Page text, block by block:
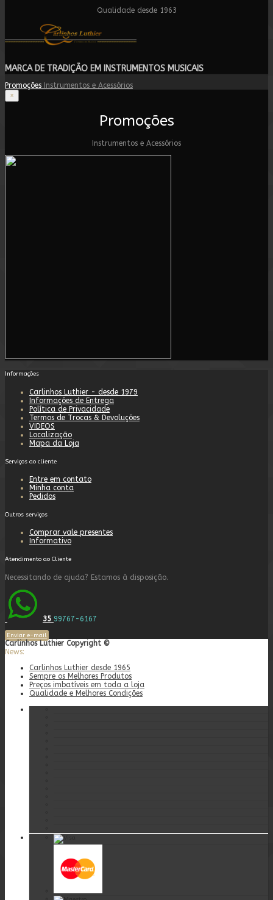
Qualidade desde 1963
MARCA DE TRADIÇÃO EM INSTRUMENTOS MUSICAIS
Promoções Instrumentos e Acessórios
×
Promoções
Instrumentos e Acessórios
Informações
Carlinhos Luthier - desde 1979
Informações de Entrega
Política de Privacidade
Termos de Trocas & Devoluções
VIDEOS
Localização
Mapa da Loja
Serviços ao cliente
Entre em contato
Minha conta
Pedidos
Outros serviços
Comprar vale presentes
Informativo
Atendimento ao Cliente
Necessitando de ajuda? Estamos à disposição.
35 99767-6167
Enviar e-mail
Carlinhos Luthier Copyright ©
News:
Carlinhos Luthier desde 1965
Sempre os Melhores Produtos
Preços imbatíveis em toda a loja
Qualidade e Melhores Condições